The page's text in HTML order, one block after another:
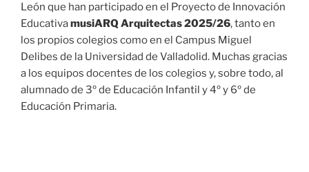
León que han participado en el Proyecto de Innovación
EducativamusiARQ Arquitectas 2025/26, tanto en
los propios colegios como en el Campus Miguel
Delibes de la Universidad de Valladolid. Muchas gracias
a los equipos docentes de los colegios y, sobre todo, al
alumnado de 3º de Educación Infantil y 4º y 6º de
Educación Primaria.